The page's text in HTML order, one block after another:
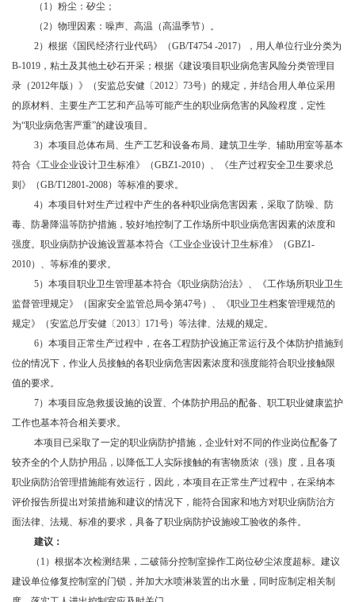
（ 1）粉尘：矽尘；
（2）物理因素：噪声、高温（高温季节）。
2）根据《国民经济行业代码》（GB/T4754 -2017），用人单位行业分类为
B-1019，粘土及其他土砂石开采；根据《建设项目职业病危害风险分类管理目
录（2012年版）》（安监总安健〔2012〕73号）的规定，并结合用人单位采用
的原材料、主要生产工艺和产品等可能产生的职业病危害的风险程度，定性
为“职业病危害严重”的建设项目。
3）本项目总体布局、生产工艺和设备布局、建筑卫生学、辅助用室等基本
符合《工业企业设计卫生标准》（GBZ1-2010）、《生产过程安全卫生要求总
则》（GB/T12801-2008）等标准的要求。
4）本项目针对生产过程中产生的各种职业病危害因素，采取了防噪、防
毒、防暑降温等防护措施，较好地控制了工作场所中职业病危害因素的浓度和
强度。职业病防护设施设置基本符合《工业企业设计卫生标准》（GBZ1-
2010）、等标准的要求。
5）本项目职业卫生管理基本符合《职业病防治法》、《工作场所职业卫生
监督管理规定》（国家安全监管总局令第47号）、《职业卫生档案管理规范的
规定》（安监总厅安健〔2013〕171号）等法律、法规的规定。
6）本项目正常生产过程中，在各工程防护设施正常运行及个体防护措施到
位的情况下，作业人员接触的各职业病危害因素浓度和强度能符合职业接触限
值的要求。
7）本项目应急救援设施的设置、个体防护用品的配备、职工职业健康监护
工作也基本符合相关要求。
本项目已采取了一定的职业病防护措施，企业针对不同的作业岗位配备了
较齐全的个人防护用品，以降低工人实际接触的有害物质浓（强）度，且各项
职业病防治管理措施能有效运行，因此，本项目在正常生产过程中，在采纳本
评价报告所提出对策措施和建议的情况下，能符合国家和地方对职业病防治方
面法律、法规、标准的要求，具备了职业病防护设施竣工验收的条件。
建议：
（ 1）根据本次检测结果，二破筛分控制室操作工岗位矽尘浓度超标。建议
建设单位修复控制室的门锁，并加大水喷淋装置的出水量，同时应制定相关制